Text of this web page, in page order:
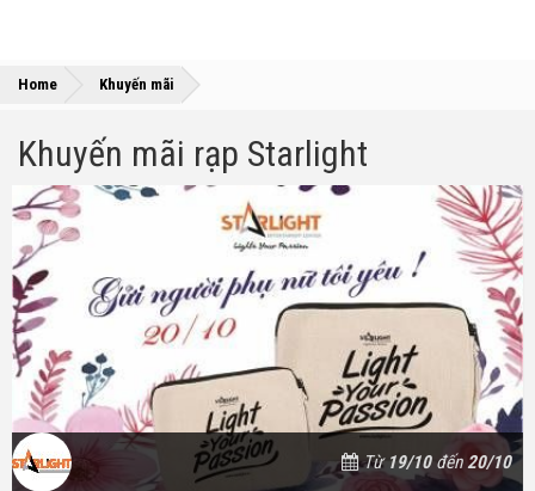
Home Khuyến mãi
Khuyến mãi rạp Starlight
Từ 19/10đến20/10